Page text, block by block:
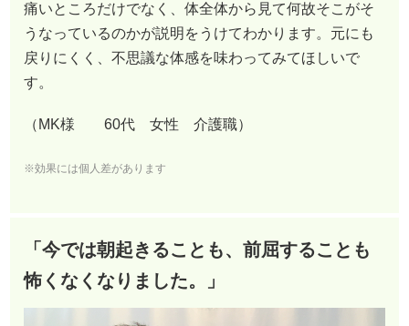
痛いところだけでなく、体全体から見て何故そこがそ
うなっているのかが説明をうけてわかります。元にも
戻りにくく、不思議な体感を味わってみてほしいで
す。
（MK様 60代 女性 介護職）
※効果には個人差があります
「今では朝起きることも、前屈することも
怖くなくなりました。」